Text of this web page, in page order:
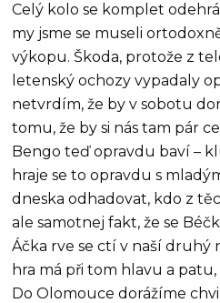
Celý kolo se komplet
my jsme se museli
výkopu. Škoda, protože z
letenský ochozy vypadaly
netvrdím, že by v sobotu
tomu, že by si nás tam pár
Bengo teď opravdu baví –
hraje se to opravdu s
dneska odhadovat, kdo z
ale samotnej fakt, že se
Áčka rve se ctí v naší druhý
hra má při tom hlavu a
Do Olomouce dorážíme